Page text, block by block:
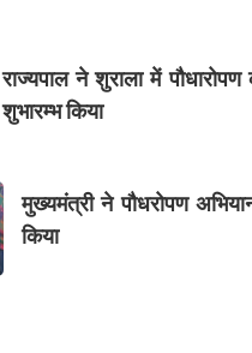
राज्यपाल ने शुराला में पौधारोपण
शुभारम्भ किया
मुख्यमंत्री ने पौधरोपण
किया